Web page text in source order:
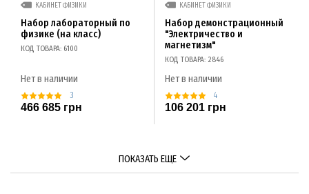
КАБИНЕТ ФИЗИКИ
Набор лабораторный по
физике (на класс)
КОД ТОВАРА: 6100
Нет в наличии
3
466 685 грн
КАБИНЕТ ФИЗИКИ
Набор демонстрационный
"Электричество и
магнетизм"
КОД ТОВАРА: 2846
Нет в наличии
4
106 201 грн
ПОКАЗАТЬ ЕЩЕ